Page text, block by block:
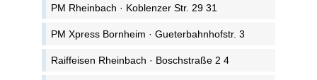
PM Rheinbach · Koblenzer Str. 29 31
PM Xpress Bornheim · Gueterbahnhofstr. 3
Raiffeisen Rheinbach · Boschstraße 2 4